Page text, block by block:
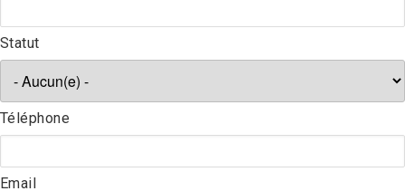
Statut
Téléphone
Email